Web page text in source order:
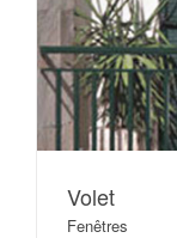
Volet
Fenêtres